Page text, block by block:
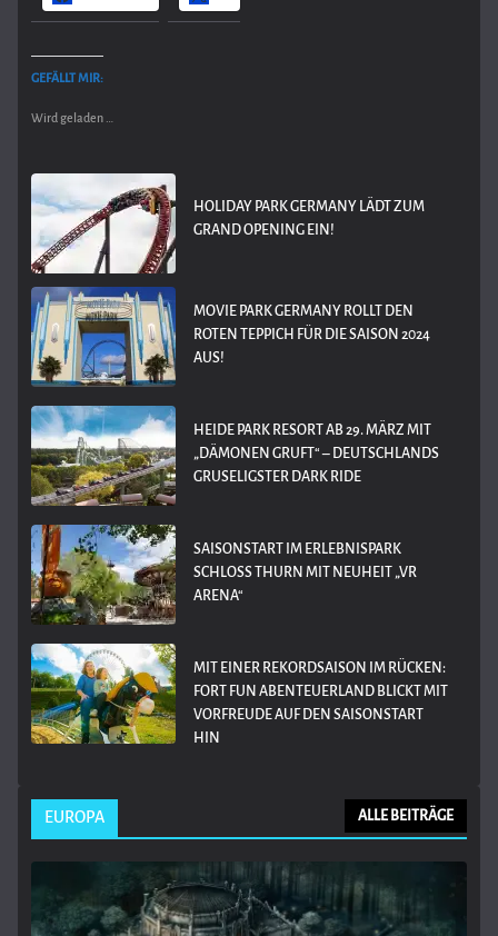
GEFÄLLT MIR:
Wird geladen …
HOLIDAY PARK GERMANY LÄDT ZUM
GRAND OPENING EIN!
MOVIE PARK GERMANY ROLLT DEN
ROTEN TEPPICH FÜR DIE SAISON 2024
AUS!
HEIDE PARK RESORT AB 29. MÄRZ MIT
„DÄMONEN GRUFT“ – DEUTSCHLANDS
GRUSELIGSTER DARK RIDE
SAISONSTART IM ERLEBNISPARK
SCHLOSS THURN MIT NEUHEIT „VR
ARENA“
MIT EINER REKORDSAISON IM RÜCKEN:
FORT FUN ABENTEUERLAND BLICKT MIT
VORFREUDE AUF DEN SAISONSTART
HIN
EUROPA ALLE BEITRÄGE